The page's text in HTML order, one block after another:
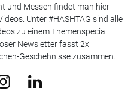
und Messen findet man hier
Unter #HASHTAG sind alle
zu einem Themenspecial
Newsletter fasst 2x
Geschehnisse zusammen.